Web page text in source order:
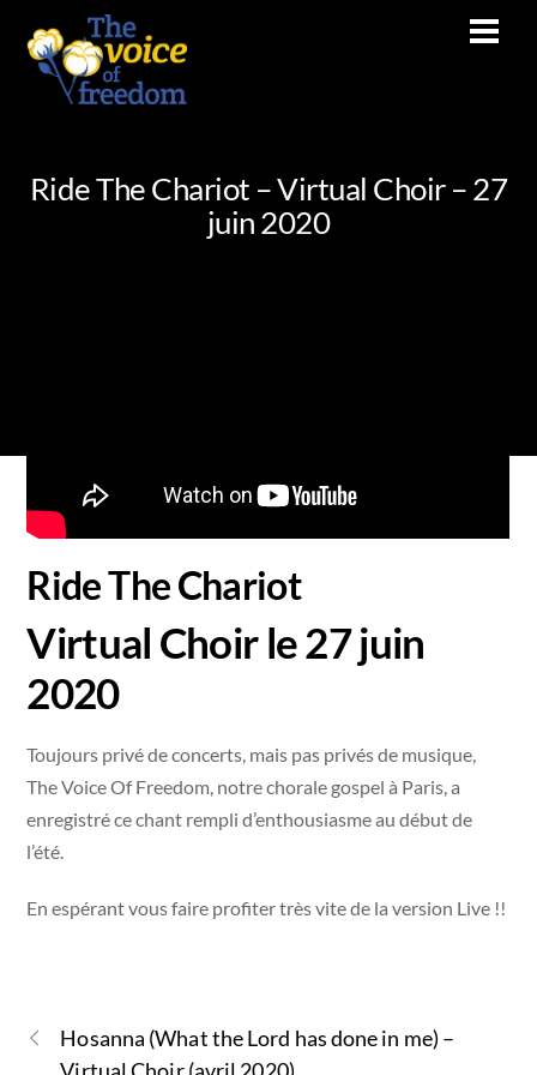
content
Ride The Chariot – Virtual Choir – 27
juin 2020
Ride The Chariot
Virtual Choir le 27 juin
2020
Toujours privé de concerts, mais pas privés de musique,
The Voice Of Freedom, notre chorale gospel à Paris, a
enregistré ce chant rempli d’enthousiasme au début de
l’été.
En espérant vous faire profiter très vite de la version Live !!
Hosanna (What the Lord has done in me) –